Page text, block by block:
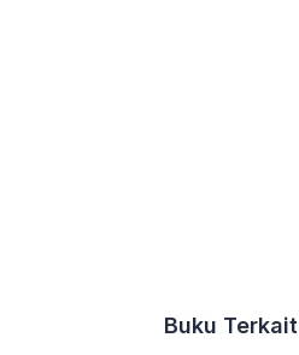
Buku Terkait